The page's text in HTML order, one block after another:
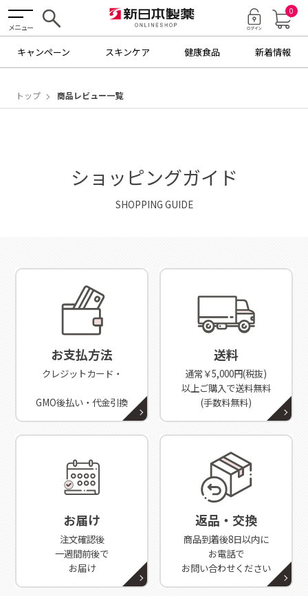
メニュー
0
キャンペーン スキンケア 健康食品 新着情報
トップ 商品レビュー一覧
ショッピングガイド
SHOPPING GUIDE
お支払方法
クレジットカード・
GMO後払い・代金引換
送料
通常￥5,000円(税抜)
以上ご購入で送料無料
(手数料無料)
お届け
注文確認後
一週間前後で
お届け
返品・交換
商品到着後8日以内に
お電話で
お問い合わせください